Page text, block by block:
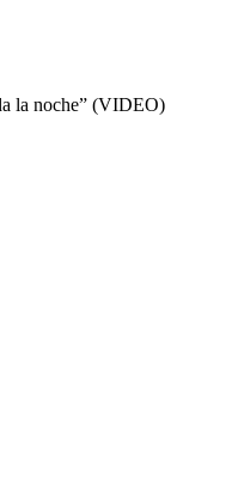
la noche” (VIDEO)